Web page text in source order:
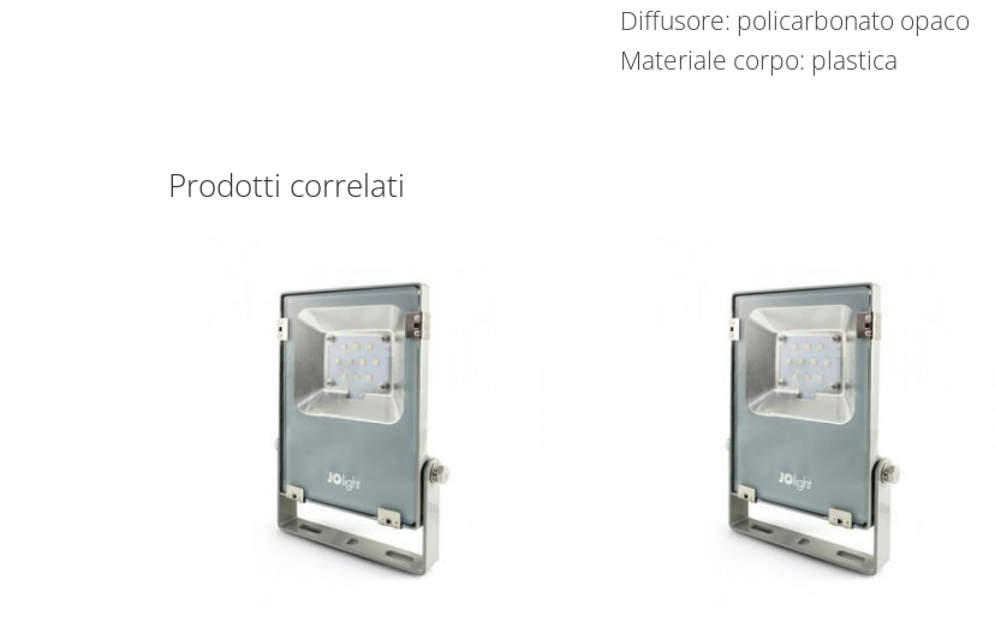
Diffusore: policarbonato opaco
Materiale corpo: plastica
Prodotti correlati